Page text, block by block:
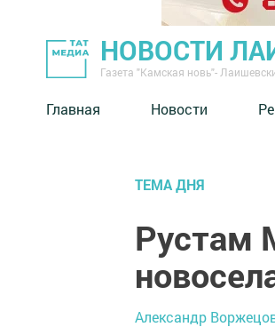
НОВОСТИ
Газета "Камская новь"-
Главная Новости
ТЕМА ДНЯ
Рустам
Александр